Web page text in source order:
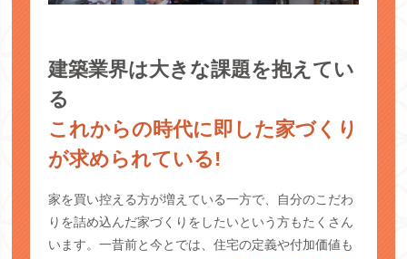
建築業界は大きな課題を抱えてい
る
これからの時代に即した家づくり
が求められている!
家を買い控える方が増えている一方で、自分のこだわ
りを詰め込んだ家づくりをしたいという方もたくさん
います。一昔前と今とでは、住宅の定義や付加価値も